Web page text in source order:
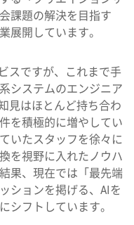
課題の解決を目指す
展開しています。
スですが、これまで手
システムのエンジニア
見はほとんど持ち合わ
を積極的に増やしてい
いたスタッフを徐々に
を視野に入れたノウハ
果、現在では「最先端
ションを掲げる、AIを
シフトしています。